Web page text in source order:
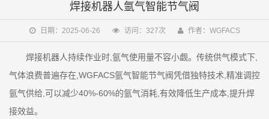
焊接机器人氩气智能节气阀
日期：2025-06-26 访问：327次 作者：WGFACS
焊接机器人持续作业时,氩气使用量不容小觑。传统供气模式下,
气体浪费普遍存在,WGFACS氩气智能节气阀凭借独特技术,精准调控
氩气供给,可以减少40%-60%的氩气消耗,有效降低生产成本,提升焊
接效益。